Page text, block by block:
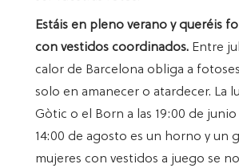
Estáis en pleno verano y queréis
con vestidos coordinados. Entre
calor de Barcelona obliga a
solo en amanecer o atardecer. La
Gòtic o el Born a las 19:00 de
14:00 de agosto es un horno y un
mujeres con vestidos a juego se